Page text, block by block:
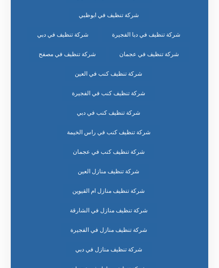
شركة تنظيف في ابوظبي
شركة تنظيف في دبا الفجيرة شركة تنظيف في دبي
شركة تنظيف في عجمان شركة تنظيف في مصفح
شركة تنظيف كنب في العين
شركة تنظيف كنب في الفجيرة
شركة تنظيف كنب في دبي
شركة تنظيف كنب في راس الخيمة
شركة تنظيف كنب في عجمان
شركة تنظيف منازل العين
شركة تنظيف منازل ام القيوين
شركة تنظيف منازل في الشارقة
شركة تنظيف منازل في الفجيرة
شركة تنظيف منازل في دبي